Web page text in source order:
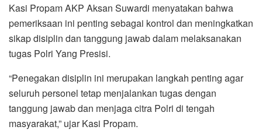
Kasi Propam AKP Aksan Suwardi menyatakan bahwa
pemeriksaan ini penting sebagai kontrol dan meningkatkan
sikap disiplin dan tanggung jawab dalam melaksanakan
tugas Polri Yang Presisi.
“Penegakan disiplin ini merupakan langkah penting agar
seluruh personel tetap menjalankan tugas dengan
tanggung jawab dan menjaga citra Polri di tengah
masyarakat,” ujar Kasi Propam.